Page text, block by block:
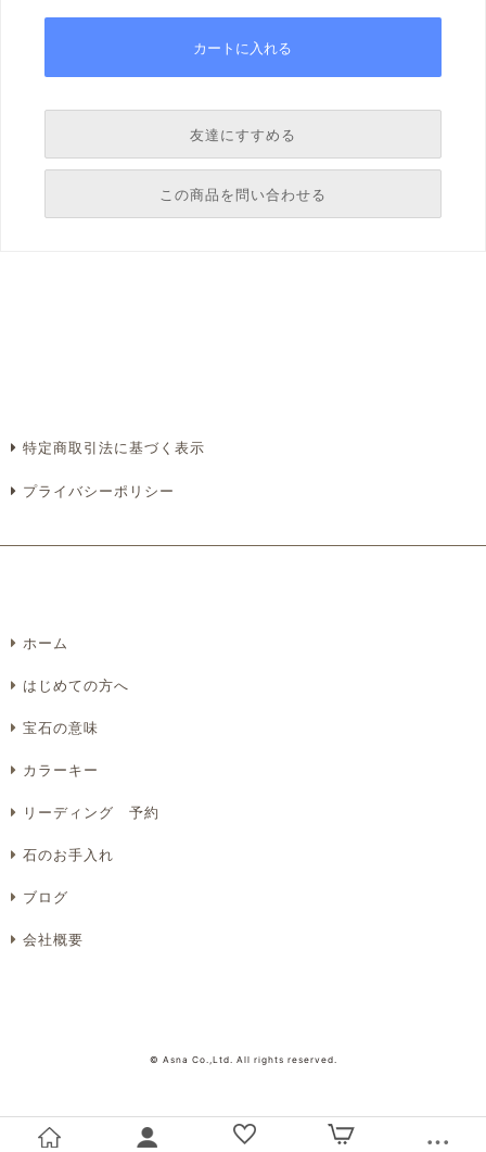
友達にすすめる
必須
この商品を問い合わせる
Eメール
特定商取引法に基づく表示
プライバシーポリシー
ホーム
はじめての方へ
宝石の意味
カラーキー
リーディング 予約
石のお手入れ
ブログ
会社概要
© Asna Co.,Ltd. All rights reserved.